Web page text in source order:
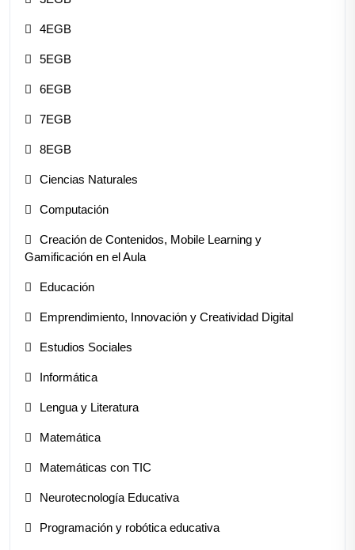
4EGB
5EGB
6EGB
7EGB
8EGB
Ciencias Naturales
Computación
Creación de Contenidos, Mobile Learning y
Gamificación en el Aula
Educación
Emprendimiento, Innovación y Creatividad Digital
Estudios Sociales
Informática
Lengua y Literatura
Matemática
Matemáticas con TIC
Neurotecnología Educativa
Programación y robótica educativa